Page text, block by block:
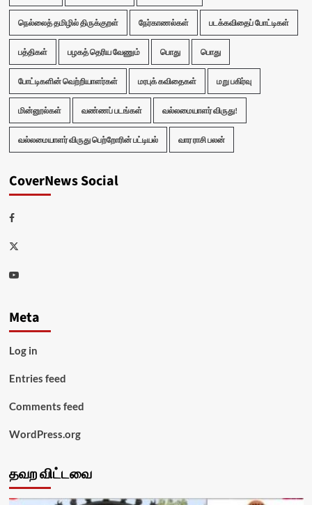
நெல்லைத் தமிழில் திருக்குறள் நேர்காணல்கள் படக்கவிதைப் போட்டிகள்
பத்திகள் பழகத் தெரிய வேணும் பொது பொது
போட்டிகளின் வெற்றியாளர்கள் மரபுக் கவிதைகள் மறு பகிர்வு
மின்னூல்கள் வண்ணப் படங்கள் வல்லமையாளர் விருது!
வல்லமையாளர் விருது பெற்றோரின் பட்டியல் வார ராசி பலன்
CoverNews Social
Facebook
Twitter
Youtube
Meta
Log in
Entries feed
Comments feed
WordPress.org
தவற விட்டவை